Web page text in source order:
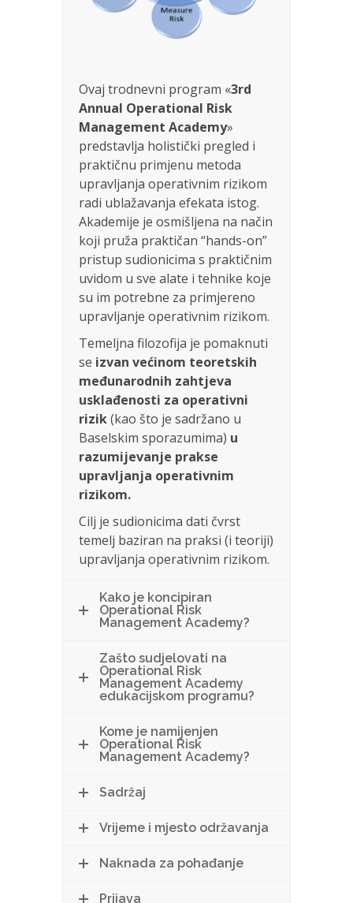
Ovaj trodnevni program «3rd
Annual Operational Risk
Management Academy»
predstavlja holistički pregled i
praktičnu primjenu metoda
upravljanja operativnim rizikom
radi ublažavanja efekata istog.
Akademije je osmišljena na način
koji pruža praktičan “hands-on”
pristup sudionicima s praktičnim
uvidom u sve alate i tehnike koje
su im potrebne za primjereno
upravljanje operativnim rizikom.
Temeljna filozofija je pomaknuti
se izvan većinom teoretskih
međunarodnih zahtjeva
usklađenosti za operativni
rizik(kao što je sadržano u
Baselskim sporazumima) u
razumijevanje prakse
upravljanja operativnim
rizikom.
Cilj je sudionicima dati čvrst
temelj baziran na praksi (i teoriji)
upravljanja operativnim rizikom.
Kako je koncipiran
Operational Risk
Management Academy?
Zašto sudjelovati na
Operational Risk
Management Academy
edukacijskom programu?
Kome je namijenjen
Operational Risk
Management Academy?
Sadržaj
Vrijeme i mjesto održavanja
Naknada za pohađanje
Prijava